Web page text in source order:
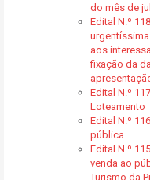
do mês de
Edital N.º
aos
fixação da
Edital N.º
Loteamento
Edital N.º
pública
Edital N.º
venda ao
Turismo da